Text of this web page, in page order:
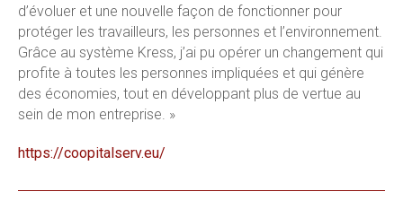
d’évoluer et une nouvelle façon de fonctionner pour
protéger les travailleurs, les personnes et l’environnement.
Grâce au système Kress, j’ai pu opérer un changement qui
profite à toutes les personnes impliquées et qui génère
des économies, tout en développant plus de vertue au
sein de mon entreprise. »
https://coopitalserv.eu/